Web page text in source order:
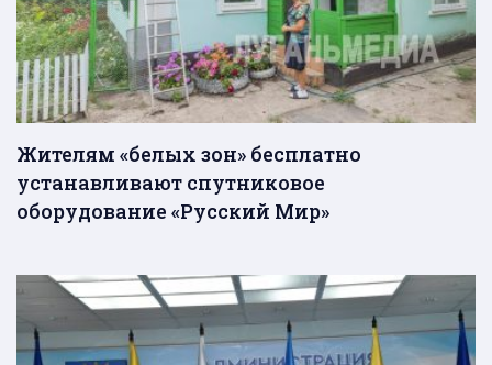
Жителям «белых зон» бесплатно
устанавливают спутниковое
оборудование «Русский Мир»